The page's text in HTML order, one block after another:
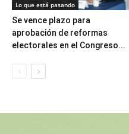
Lo que está pasando
Se vence plazo para
aprobación de reformas
electorales en el Congreso...